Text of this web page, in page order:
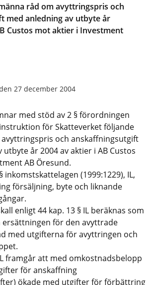
råd om avyttringspris och
med anledning av utbyte år
Custos mot aktier i Investment
27 december 2004
med stöd av 2 § förordningen
för Skatteverket följande
och anskaffningsutgift
utbyte år 2004 av aktier i AB Custos
AB Öresund.
inkomstskattelagen (1999:1229), IL,
försäljning, byte och liknande
enligt 44 kap. 13 § IL beräknas som
ersättningen för den avyttrade
med utgifterna för avyttringen och
framgår att med omkostnadsbelopp
för anskaffning
ökade med utgifter för förbättring